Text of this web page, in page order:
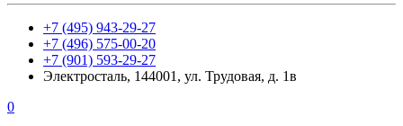
+7 (495) 943-29-27
+7 (496) 575-00-20
+7 (901) 593-29-27
Электросталь, 144001, ул. Трудовая, д. 1в
0